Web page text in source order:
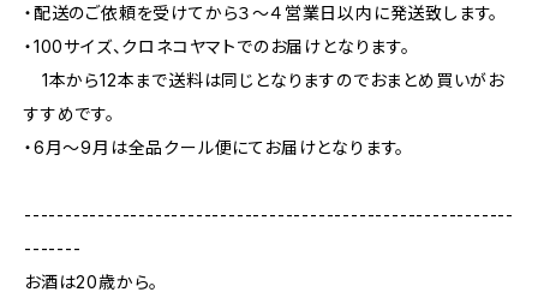
・配送のご依頼を受けてから３〜４営業日以内に発送致します。
・100サイズ、クロネコヤマトでのお届けとなります。
1本から12本まで送料は同じとなりますのでおまとめ買いがお
すすめです。
・6月〜9月は全品クール便にてお届けとなります。
------------------------------------------------------------
-------
お酒は20歳から。